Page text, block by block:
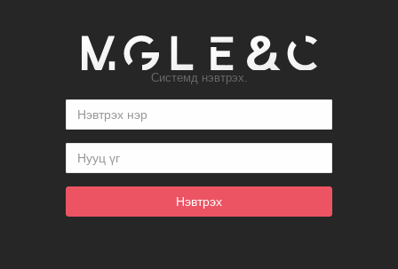
Системд нэвтрэх.
Нэвтрэх